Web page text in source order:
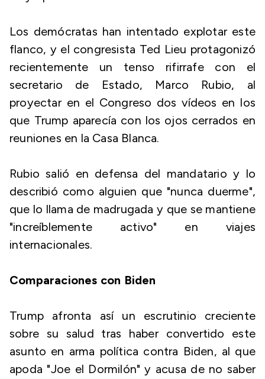
Los demócratas han intentado explotar este
flanco, y el congresista Ted Lieu protagonizó
recientemente un tenso rifirrafe con el
secretario de Estado, Marco Rubio, al
proyectar en el Congreso dos vídeos en los
que Trump aparecía con los ojos cerrados en
reuniones en la Casa Blanca.
Rubio salió en defensa del mandatario y lo
describió como alguien que "nunca duerme",
que lo llama de madrugada y que se mantiene
"increíblemente activo" en viajes
internacionales.
Comparaciones con Biden
Trump afronta así un escrutinio creciente
sobre su salud tras haber convertido este
asunto en arma política contra Biden, al que
apoda "Joe el Dormilón" y acusa de no saber